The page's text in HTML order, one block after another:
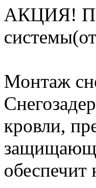
АКЦИЯ!
Монтаж
кровли,